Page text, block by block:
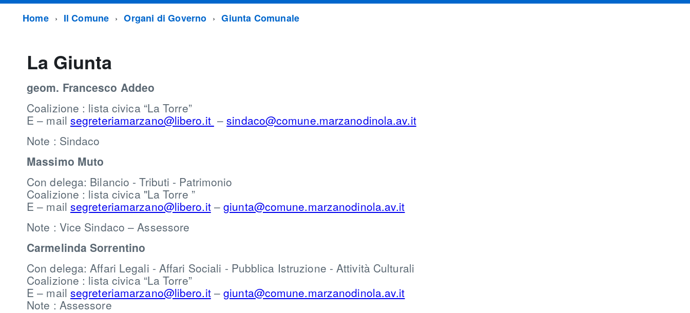
Home Il Comune Organi di Governo Giunta Comunale
La Giunta
geom. Francesco Addeo
Coalizione : lista civica “La Torre”
E – mail segreteriamarzano@libero.it –sindaco@comune.marzanodinola.av.it
Note : Sindaco
Massimo Muto
Con delega: Bilancio - Tributi - Patrimonio
Coalizione : lista civica "La Torre ”
E – mail segreteriamarzano@libero.it–giunta@comune.marzanodinola.av.it
Note : Vice Sindaco – Assessore
Carmelinda Sorrentino
Con delega: Affari Legali - Affari Sociali - Pubblica Istruzione - Attività Culturali
Coalizione : lista civica “La Torre”
E – mail segreteriamarzano@libero.it–giunta@comune.marzanodinola.av.it
Note : Assessore